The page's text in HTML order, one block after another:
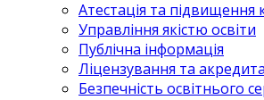
Атестація та підвищення
Управління якістю освіти
Публічна інформація
Ліцензування та
Безпечність освітнього